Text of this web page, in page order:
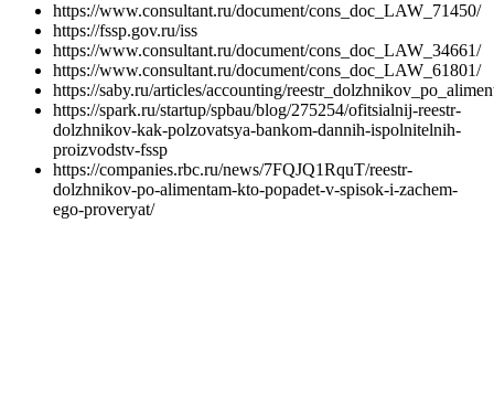
https://www.consultant.ru/document/cons_doc_LAW_71450/
https://fssp.gov.ru/iss
https://www.consultant.ru/document/cons_doc_LAW_34661/
https://www.consultant.ru/document/cons_doc_LAW_61801/
https://saby.ru/articles/accounting/
https://spark.ru/startup/spbau/blog/275254/ofitsialnij-reestr-
dolzhnikov-kak-polzovatsya-bankom-dannih-ispolnitelnih-
proizvodstv-fssp
https://companies.rbc.ru/news/7FQJQ1RquT/reestr-
dolzhnikov-po-alimentam-kto-popadet-v-spisok-i-zachem-
ego-proveryat/